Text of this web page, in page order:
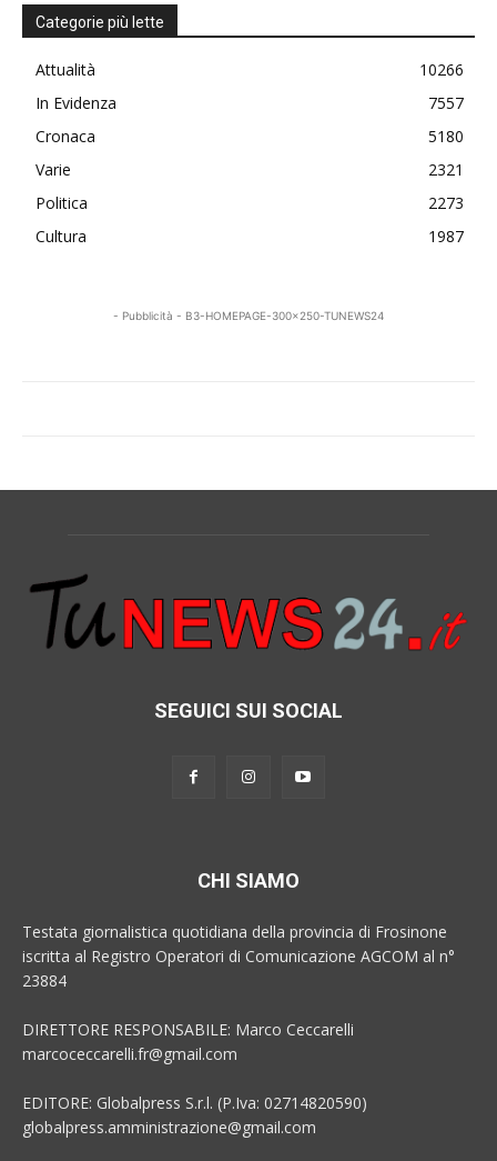
Categorie più lette
Attualità
10266
In Evidenza
7557
Cronaca
5180
Varie
2321
Politica
2273
Cultura
1987
- Pubblicità - B3-HOMEPAGE-300x250-TUNEWS24
SEGUICI SUI SOCIAL
CHI SIAMO
Testata giornalistica quotidiana della provincia di Frosinone
iscritta al Registro Operatori di Comunicazione AGCOM al n°
23884
DIRETTORE RESPONSABILE: Marco Ceccarelli
marcoceccarelli.fr@gmail.com
EDITORE: Globalpress S.r.l. (P.Iva: 02714820590)
globalpress.amministrazione@gmail.com